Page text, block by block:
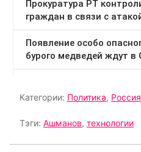
Категории: Политика, Россия
Тэги: Ашманов, технологии